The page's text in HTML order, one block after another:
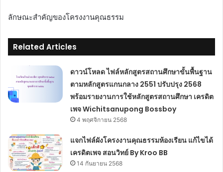
ลักษณะสำคัญของโครงงานคุณธรรม
Related Articles
ดาวน์โหลด ไฟล์หลักสูตรสถานศึกษาขั้นพื้นฐาน
ตามหลักสูตรแกนกลาง 2551 ปรับปรุง 2568
พร้อมรายงานการใช้หลักสูตรสถานศึกษา เครดิต
เพจ Wichitsanupong Bossboy
4 พฤศจิกายน 2568
แจกไฟล์ผังโครงงานคุณธรรมห้องเรียน แก้ไขได้
เครดิตเพจ สอนวิทย์ By Kroo BB
14 กันยายน 2568